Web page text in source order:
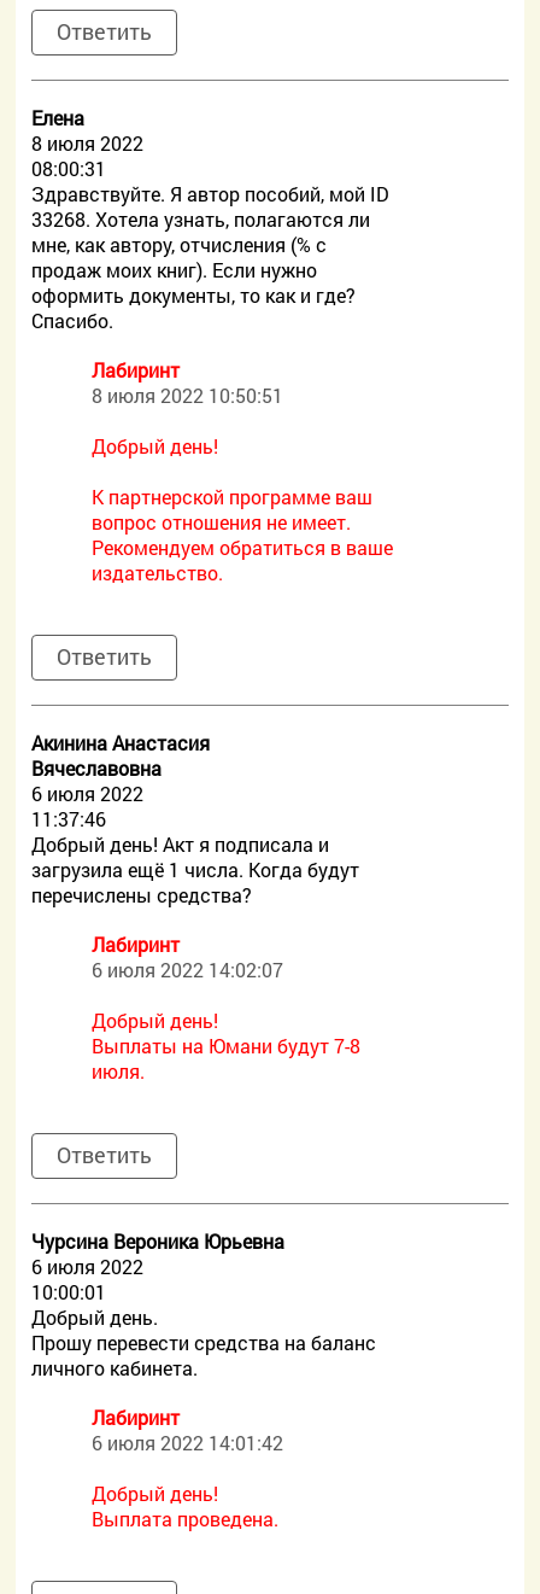
Ответить
Елена
8 июля 2022
08:00:31
Здравствуйте. Я автор пособий, мой ID
33268. Хотела узнать, полагаются ли
мне, как автору, отчисления (% с
продаж моих книг). Если нужно
оформить документы, то как и где?
Спасибо.
Лабиринт
8 июля 2022 10:50:51
Добрый день!
К партнерской программе ваш
вопрос отношения не имеет.
Рекомендуем обратиться в ваше
издательство.
Ответить
Акинина Анастасия
Вячеславовна
6 июля 2022
11:37:46
Добрый день! Акт я подписала и
загрузила ещё 1 числа. Когда будут
перечислены средства?
Лабиринт
6 июля 2022 14:02:07
Добрый день!
Выплаты на Юмани будут 7-8
июля.
Ответить
Чурсина Вероника Юрьевна
6 июля 2022
10:00:01
Добрый день.
Прошу перевести средства на баланс
личного кабинета.
Лабиринт
6 июля 2022 14:01:42
Добрый день!
Выплата проведена.